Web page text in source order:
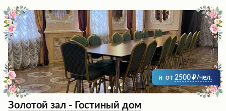
впечатления. При этом некоторые удобства, такие как
освещение территории, необходимый инвентарь и
дополнительные аксессуары в номерах, могут быть
улучшены для повышения комфорта гостей.
и от 2500 /чел.
Золотой зал - Гостиный дом